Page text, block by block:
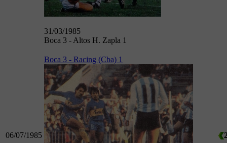
31/03/1985
Boca 3 - Altos H. Zapla 1
06/07/1985
Boca 3 - Racing (Cba) 1